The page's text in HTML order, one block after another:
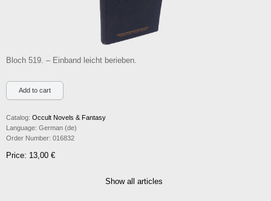
Bloch 519. – Einband leicht berieben.
Catalog: Occult Novels & Fantasy
Language: German (de)
Order Number: 016832
Price: 13,00 €
Show all articles